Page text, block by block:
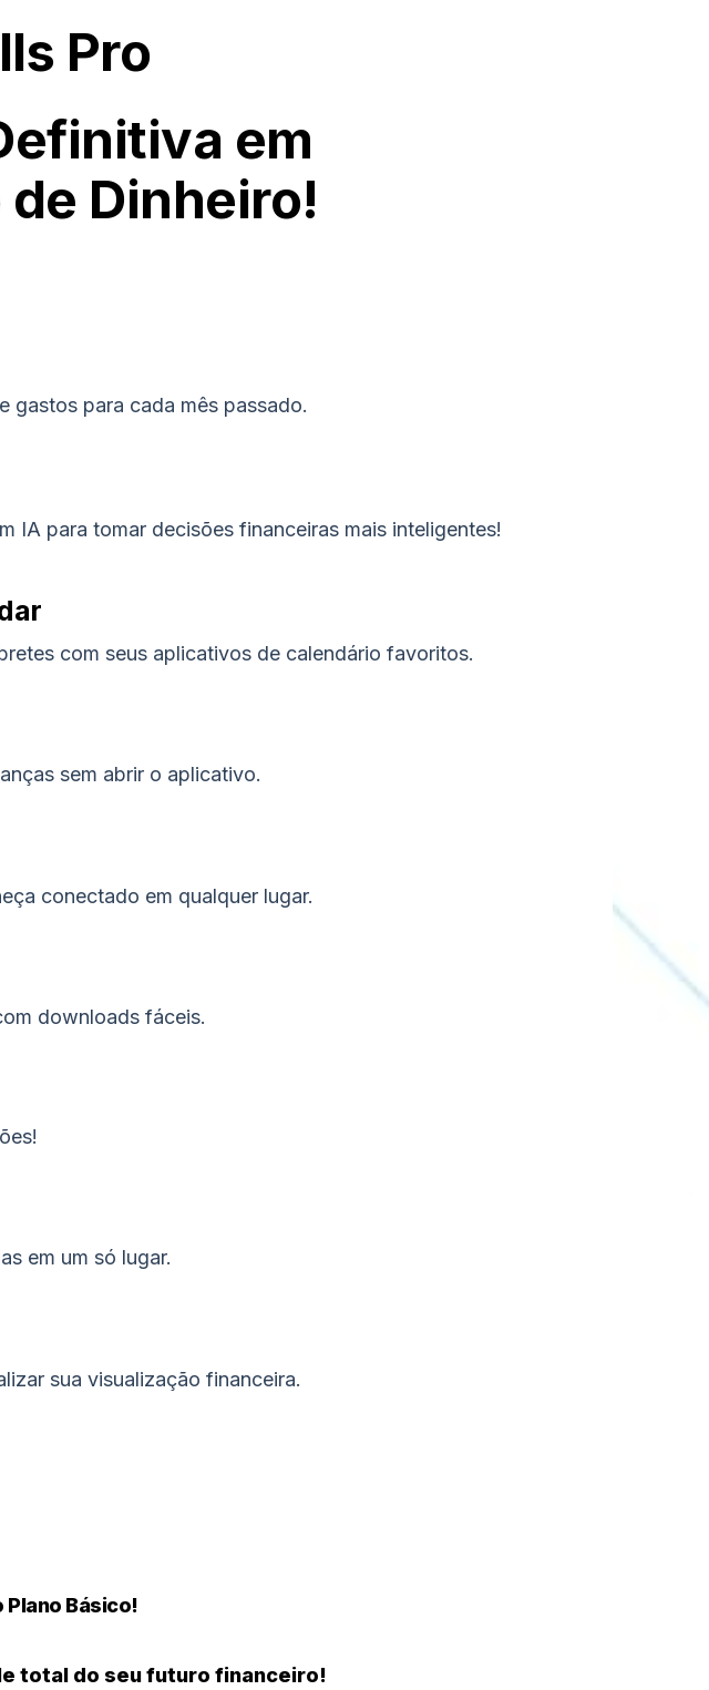
Pro
em
Dinheiro!
gastos para cada mês passado.
IA para tomar decisões financeiras mais inteligentes!
com seus aplicativos de calendário favoritos.
sem abrir o aplicativo.
conectado em qualquer lugar.
downloads fáceis.
em um só lugar.
sua visualização financeira.
Plano Básico!
total do seu futuro financeiro!